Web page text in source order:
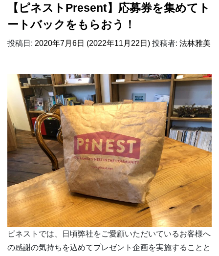
【ピネストPresent】応募券を集めてト
ートバックをもらおう！
投稿日: 2020年7月6日 (2022年11月22日) 投稿者: 法林雅美
ピネストでは、日頃弊社をご愛顧いただいているお客様へ
の感謝の気持ちを込めてプレゼント企画を実施することと